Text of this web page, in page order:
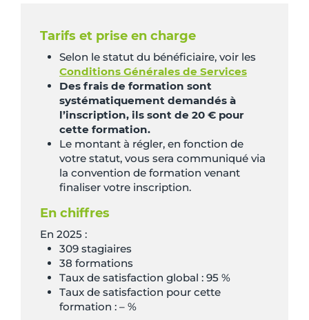
Tarifs et prise en charge
Selon le statut du bénéficiaire, voir les
Conditions Générales de Services
Des frais de formation sont
systématiquement demandés à
l’inscription, ils sont de 20 € pour
cette formation.
Le montant à régler, en fonction de
votre statut, vous sera communiqué via
la convention de formation venant
finaliser votre inscription.
En chiffres
En 2025 :
309 stagiaires
38 formations
Taux de satisfaction global : 95 %
Taux de satisfaction pour cette
formation : – %